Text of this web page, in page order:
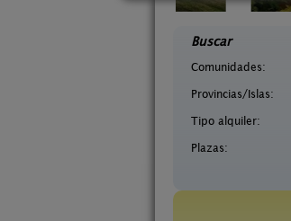
Buscar
Comunidades:
Provincias/Islas:
Tipo alquiler:
Plazas: